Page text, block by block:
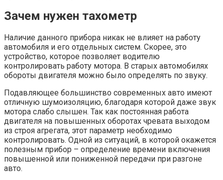
Зачем нужен тахометр
Наличие данного прибора никак не влияет на работу
автомобиля и его отдельных систем. Скорее, это
устройство, которое позволяет водителю
контролировать работу мотора. В старых автомобилях
обороты двигателя можно было определять по звуку.
Подавляющее большинство современных авто имеют
отличную шумоизоляцию, благодаря которой даже звук
мотора слабо слышен. Так как постоянная работа
двигателя на повышенных оборотах чревата выходом
из строя агрегата, этот параметр необходимо
контролировать. Одной из ситуаций, в которой окажется
полезным прибор – определение времени включения
повышенной или пониженной передачи при разгоне
авто.